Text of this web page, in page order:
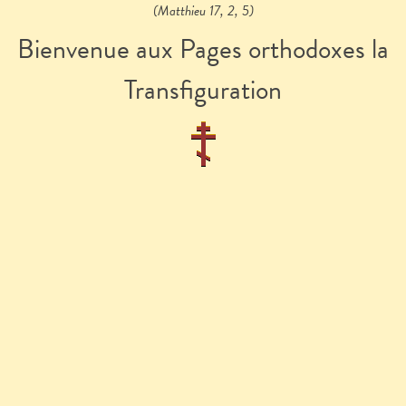
(Matthieu 17, 2, 5)
Bienvenue aux Pages orthodoxes la
Transfiguration